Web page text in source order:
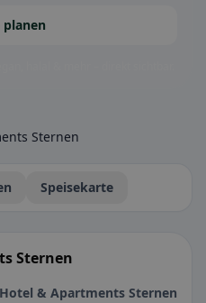
planen
Sternen
Speisekarte
Sternen
Hotel & Apartments Sternen